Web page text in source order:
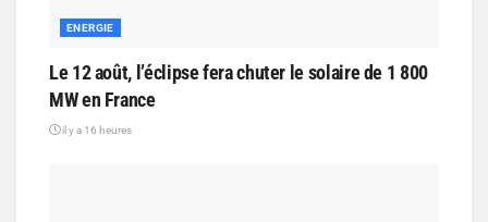
ENERGIE
Le 12 août, l’éclipse fera chuter le solaire de 1 800
MW en France
il y a 16 heures